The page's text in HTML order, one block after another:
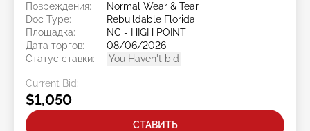
Повреждения:
Normal Wear & Tear
Doc Type:
Rebuildable Florida
Площадка:
NC - HIGH POINT
Дата торгов:
08/06/2026
Статус ставки:
You Haven't bid
Current Bid:
$1,050
СТАВИТЬ